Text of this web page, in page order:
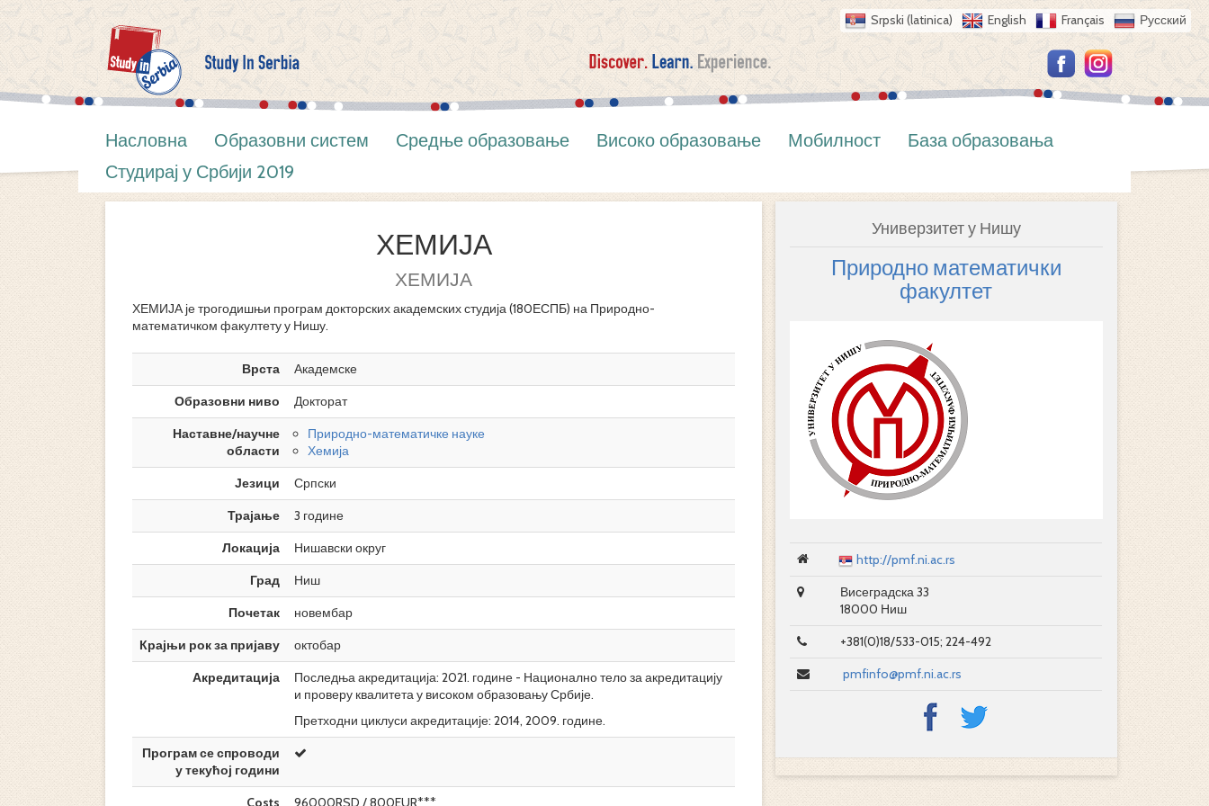
Srpski (latinica) English Français Русский
Насловна Образовни систем Средње образовање Високо образовање Мобилност
База образовања
Студирај у Србији 2019
ХЕМИЈА
ХЕМИЈА
ХЕМИЈА је трогодишњи програм докторских академских студија (180ЕСПБ) на Природно-
математичком факултету у Нишу.
Врста
Академске
Образовни ниво
Докторат
Наставне/научне
области
Природно-математичке науке
Хемија
Језици
Српски
Трајање
3 године
Локација
Нишавски округ
Град
Ниш
Почетак
новембар
Крајњи рок за пријаву
октобар
Акредитација
Последња акредитација: 2021. године - Национално тело за акредитацију
и проверу квалитета у високом образовању Србије.
Претходни циклуси акредитације: 2014, 2009. године.
Програм се спроводи
у текућој години
Costs
96000RSD / 800EUR***
Универзитет у Нишу
Природно математички
факултет
http://pmf.ni.ac.rs
Висеградска 33
18000 Ниш
+381(0)18/533-015; 224-492
pmfinfo@pmf.ni.ac.rs